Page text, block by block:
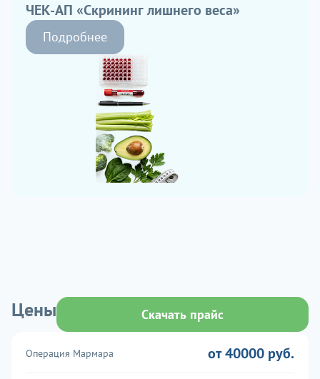
ЧЕК-АП «Скрининг лишнего веса»
Подробнее
Цены Скачать прайс
Операция Мармара от 40000 руб.